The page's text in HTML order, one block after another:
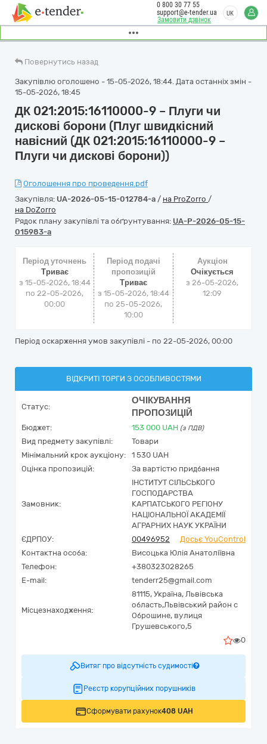
Замовити дзвінок
0 800 30 77 55
support@e-tender.ua
UK
Повернутись назад
Закупівлю оголошено - 15-05-2026, 18:44. Дата останніх змін -
15-05-2026, 18:45
ДК 021:2015:16110000-9 – Плуги чи
дискові борони (Плуг швидкісний
навісний (ДК 021:2015:16110000-9 –
Плуги чи дискові борони))
Оголошення про проведення.pdf
Закупівля: UA-2026-05-15-012784-a / на ProZorro /
на DoZorro
Рядок плану закупівлі та обґрунтування: UA-P-2026-05-15-
015983-a
Період уточнень
Триває
з 15-05-2026, 18:44
по 22-05-2026,
00:00
Період подачі
пропозицій
Триває
з 15-05-2026, 18:44
по 25-05-2026,
10:00
Аукціон
Очікується
з26-05-2026,
12:09
Період оскарження умов закупівлі - по 22-05-2026, 00:00
ВІДКРИТІ ТОРГИ З ОСОБЛИВОСТЯМИ
Статус:
ОЧІКУВАННЯ
ПРОПОЗИЦІЙ
Бюджет: 153 000 UAH (з ПДВ)
Вид предмету закупівлі:
Товари
Мінімальний крок аукціону:
1 530 UAH
Оцінка пропозицій:
За вартістю придбання
Замовник:
ІНСТИТУТ СІЛЬСЬКОГО
ГОСПОДАРСТВА
КАРПАТСЬКОГО РЕГІОНУ
НАЦІОНАЛЬНОЇ АКАДЕМІЇ
АГРАРНИХ НАУК УКРАЇНИ
ЄДРПОУ:
00496952
Досьє YouControl
Контактна особа:
Висоцька Юлія Анатоліївна
Телефон:
+380323028265
E-mail:
tenderr25@gmail.com
Місцезнаходження:
81115, Україна, Львівська
область,Львівський район с
Оброшине, вулиця
Грушевського,5
0
Витяг про відсутність судимості
Реєстр корупційних порушників
Сформувати рахунок408 UAH